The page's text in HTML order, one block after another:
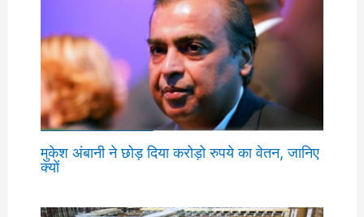
मुकेश अंबानी ने छोड़ दिया करोड़ो रुपये का वेतन, जानिए
क्यों